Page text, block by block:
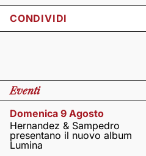
CONDIVIDI
Eventi
Domenica 9 Agosto
Hernandez & Sampedro
presentano il nuovo album
Lumina